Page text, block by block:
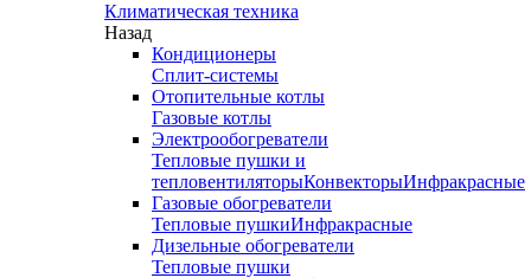
Климатическая техника
Назад
Кондиционеры
Сплит-системы
Отопительные котлы
Газовые котлы
Электрообогреватели
Тепловые пушки и
тепловентиляторыКонвекторыИнфракрасные
Газовые обогреватели
Тепловые пушкиИнфракрасные
Дизельные обогреватели
Тепловые пушки